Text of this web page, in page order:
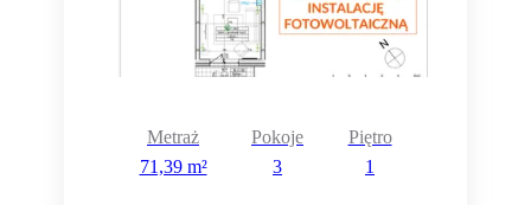
Metraż
71,39 m²
Pokoje
3
Piętro
1